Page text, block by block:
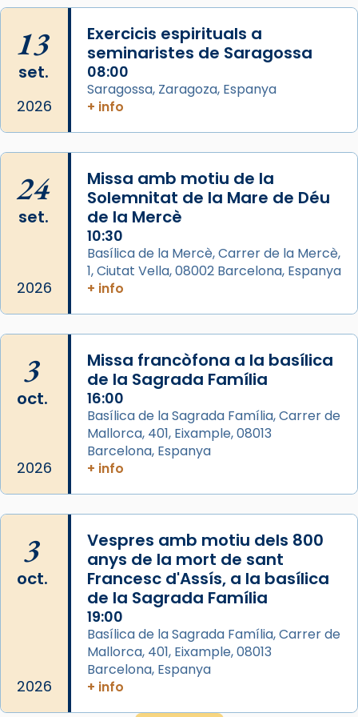
Mataró en reivindicarà les relíquies fins que
les aconseguirà el 1772. L’ofici que es canta
a la “Missa de les Santes” (“Missa de
Glòria”) fou composta el 1848 per Mn.
Manuel Blanch, amb aire d’òpera
italianitzant; s’interpreta per privilegi
pontifici, amb orquestra i cor, i té una
duració aproximada de tres hores. Després,
processó (recuperada el 1972) al voltant
del temple amb les relíquies de les santes.
Des de 1985 hi participa també un grup de
diablesses amb música i ball propis. Festa
gran a Mataró.
«Si vols saber què és calor, ves per les
Share
Arquebisbat de Barcelona
2 weeks ago
Jaume, fill de Zebedeu, és juntament amb el
seu germà Joan i Pere un dels que
acompanyava més de prop Jesús.
Herodes Agripa (vers l'any 44).
Patró de Galícia, després de les invasions
musulmanes fou venerat com a patró dels
Regnes castellans i més tard de tota
El seu sepulcre a Compostela fou un gran
centre de peregrinacions medievals de tot
13
set.
2026
Exercicis espirituals a
seminaristes de Saragossa
08:00
Saragossa, Zaragoza, Espanya
+ info
24
set.
2026
Missa amb motiu de la
Solemnitat de la Mare de Déu
de la Mercè
10:30
Basílica de la Mercè, Carrer de la Mercè,
1, Ciutat Vella, 08002 Barcelona, Espanya
+ info
3
oct.
2026
Missa francòfona a la basílica
de la Sagrada Família
16:00
Basílica de la Sagrada Família, Carrer de
Mallorca, 401, Eixample, 08013
Barcelona, Espanya
+ info
3
oct.
2026
Vespres amb motiu dels 800
anys de la mort de sant
Francesc d'Assís, a la basílica
de la Sagrada Família
19:00
Basílica de la Sagrada Família, Carrer de
Mallorca, 401, Eixample, 08013
Barcelona, Espanya
+ info